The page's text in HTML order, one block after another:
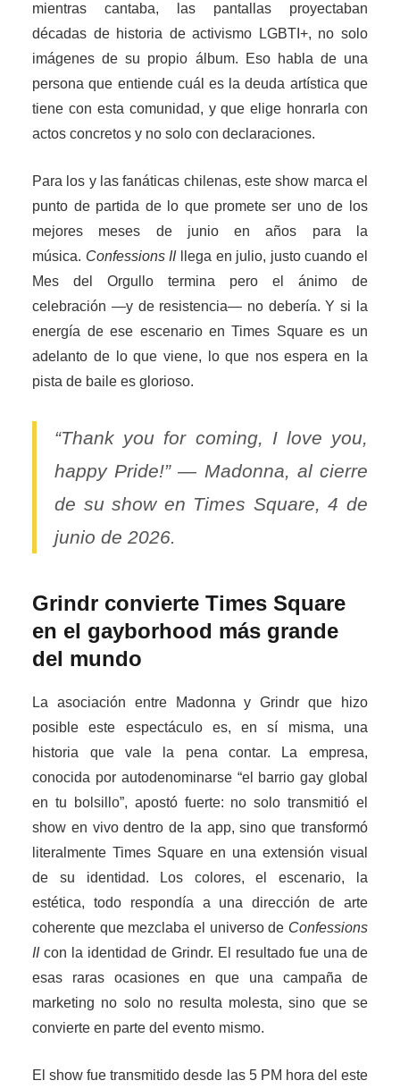
mientras cantaba, las pantallas proyectaban
décadas de historia de activismo LGBTI+, no solo
imágenes de su propio álbum. Eso habla de una
persona que entiende cuál es la deuda artística que
tiene con esta comunidad, y que elige honrarla con
actos concretos y no solo con declaraciones.
Para los y las fanáticas chilenas, este show marca el
punto de partida de lo que promete ser uno de los
mejores meses de junio en años para la
música. Confessions IIllega en julio, justo cuando el
Mes del Orgullo termina pero el ánimo de
celebración —y de resistencia— no debería. Y si la
energía de ese escenario en Times Square es un
adelanto de lo que viene, lo que nos espera en la
pista de baile es glorioso.
“Thank you for coming, I love you,
happy Pride!” — Madonna, al cierre
de su show en Times Square, 4 de
junio de 2026.
Grindr convierte Times Square
en el gayborhood más grande
del mundo
La asociación entre Madonna y Grindr que hizo
posible este espectáculo es, en sí misma, una
historia que vale la pena contar. La empresa,
conocida por autodenominarse “el barrio gay global
en tu bolsillo”, apostó fuerte: no solo transmitió el
show en vivo dentro de la app, sino que transformó
literalmente Times Square en una extensión visual
de su identidad. Los colores, el escenario, la
estética, todo respondía a una dirección de arte
coherente que mezclaba el universo de Confessions
IIcon la identidad de Grindr. El resultado fue una de
esas raras ocasiones en que una campaña de
marketing no solo no resulta molesta, sino que se
convierte en parte del evento mismo.
El show fue transmitido desde las 5 PM hora del este